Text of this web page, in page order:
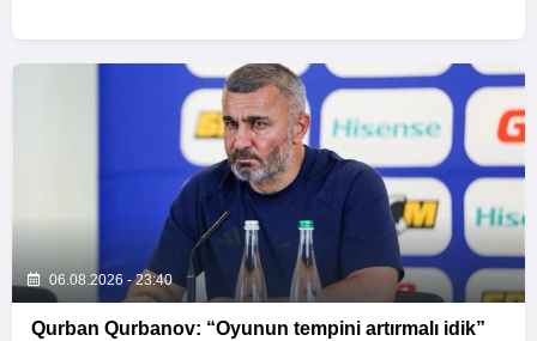
06.08.2026 - 23:40
Qurban Qurbanov: “Oyunun tempini artırmalı idik”